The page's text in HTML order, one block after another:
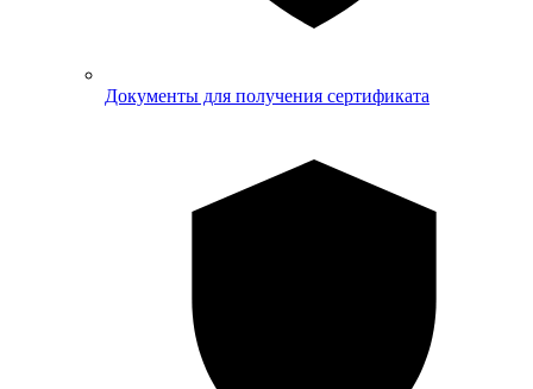
Документы для получения сертификата